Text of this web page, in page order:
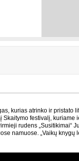
kurias atrinko ir pristato
festivalį, kuriame
rudens „Susitikimai“
namuose. „Vaikų knygų